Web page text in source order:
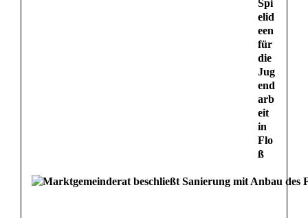
Spi
elid
een
für
die
Jug
end
arb
eit
in
Flo
ß